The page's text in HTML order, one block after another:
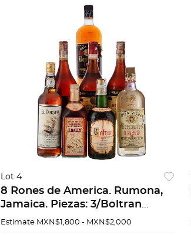
Lot 4
8 Rones de America. Rumona,
Jamaica. Piezas: 3/Boltran
Solera 1893 Ron Añejo.
Estimate MXN$1,800 - MXN$2,000